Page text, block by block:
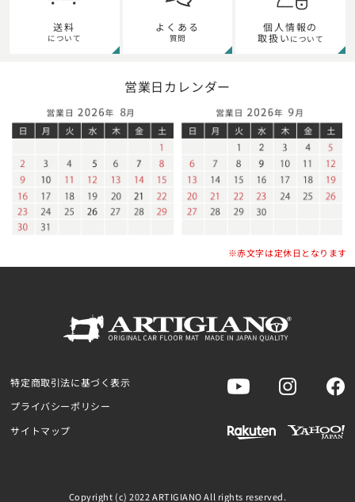
送料
について
よくある
質問
個人情報の
取扱い について
営業日カレンダー
※赤文字は定休日となります
特定商取引法に基づく表示
プライバシーポリシー
サイトマップ
Copyright (c) 2022 ARTIGIANO All rights reserved.